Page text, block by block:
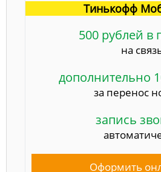
Тинькофф
500 рублей в
на
дополнительно
за перенос
запись
Оформить